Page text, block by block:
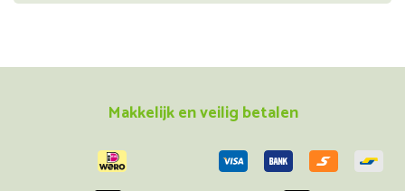
Makkelijk en veilig betalen